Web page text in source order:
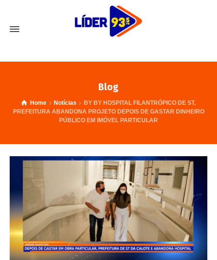
Blog
Home Notícias
BY BY HOSPITAL FILANTRÓPICO DE ST,
PREFEITURA ABANDONA PROJETO DEPOIS DE GASTAR DINHEIRO
PÚBLICO EM IMÓVEL PARTICULAR